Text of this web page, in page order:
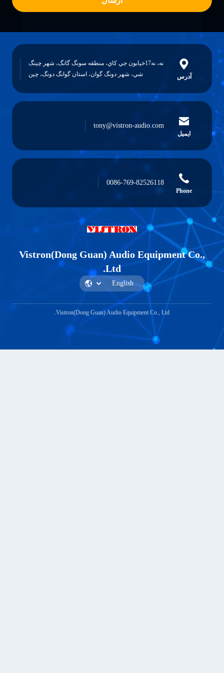
نه، نه17خيابون جي کاي، منطقه سونگ گانگ، شهر چينگ
شي، شهر دونگ گوان، استان گوانگ دونگ، چين
tony@vistron-
0086-769-
Vistron(Dong Guan) Audio
Vistron(Dong Guan) Audio Equipment